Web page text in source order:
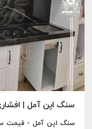
سنگ اپن آمل | افشاری
سنگ اپن آمل - قیمت